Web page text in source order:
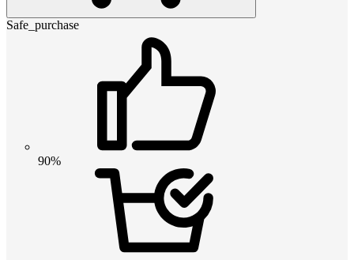
Safe_purchase
90%